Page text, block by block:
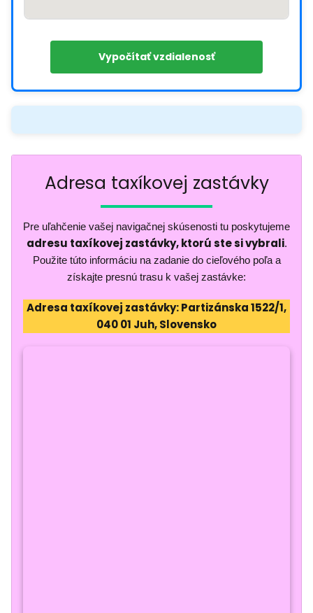
Vypočítať vzdialenosť
Adresa taxíkovej zastávky
Pre uľahčenie vašej navigačnej skúsenosti tu poskytujeme
adresu taxíkovej zastávky, ktorú ste si vybrali.
Použite túto informáciu na zadanie do cieľového poľa a
získajte presnú trasu k vašej zastávke:
Adresa taxíkovej zastávky: Partizánska 1522/1,
040 01 Juh, Slovensko